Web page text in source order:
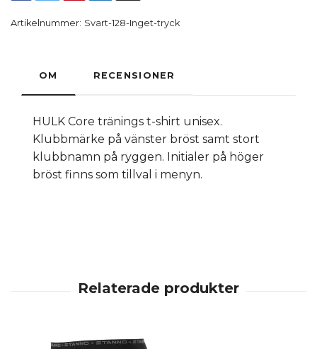
Artikelnummer: Svart-128-Inget-tryck
OM RECENSIONER
HULK Core tränings t-shirt unisex.
Klubbmärke på vänster bröst samt stort
klubbnamn på ryggen. Initialer på höger
bröst finns som tillval i menyn.